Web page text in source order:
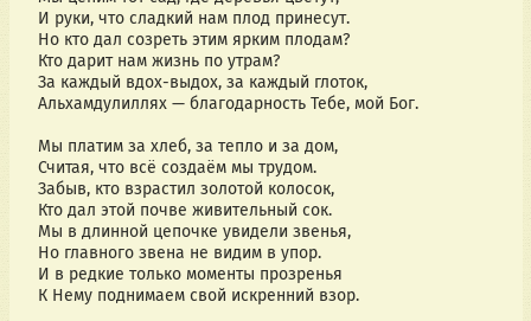
И руки, что сладкий нам плод принесут.
Но кто дал созреть этим ярким плодам?
Кто дарит нам жизнь по утрам?
За каждый вдох-выдох, за каждый глоток,
Альхамдулиллях — благодарность Тебе, мой Бог.
Мы платим за хлеб, за тепло и за дом,
Считая, что всё создаём мы трудом.
Забыв, кто взрастил золотой колосок,
Кто дал этой почве живительный сок.
Мы в длинной цепочке увидели звенья,
Но главного звена не видим в упор.
И в редкие только моменты прозренья
К Нему поднимаем свой искренний взор.